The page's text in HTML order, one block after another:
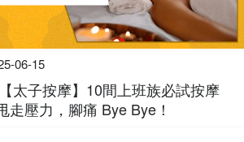
06-15
太子按摩】10間上班族必試按摩
走壓力，腳痛 Bye Bye！